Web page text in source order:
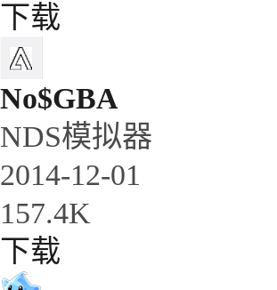
下载
No$GBA
NDS模拟器
2014-12-01
157.4K
下载